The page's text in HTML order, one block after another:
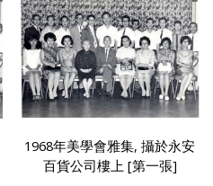
1968年美學會雅集, 攝於永安
百貨公司樓上 [第一張]